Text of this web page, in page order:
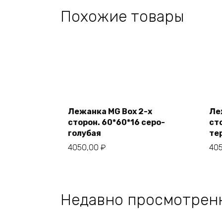
Похожие товары
корзину
Лежанка MG Box 2-х
сторон. 60*60*16 серо-
голубая
4050,00 ₽
Недавно